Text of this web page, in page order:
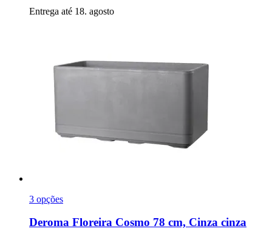
Entrega até 18. agosto
3 opções
Deroma Floreira Cosmo 78 cm, Cinza cinza